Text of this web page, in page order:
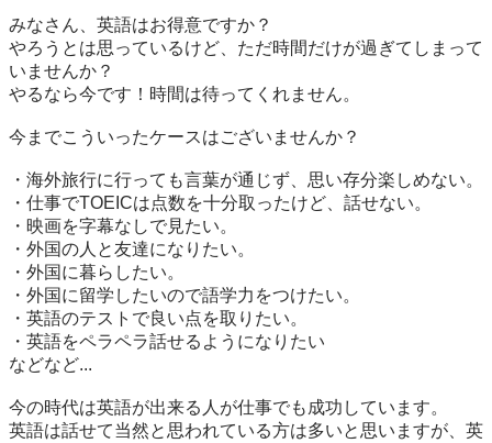
みなさん、英語はお得意ですか？
やろうとは思っているけど、ただ時間だけが過ぎてしまって
いませんか？
やるなら今です！時間は待ってくれません。
今までこういったケースはございませんか？
・海外旅行に行っても言葉が通じず、思い存分楽しめない。
・仕事でTOEICは点数を十分取ったけど、話せない。
・映画を字幕なしで見たい。
・外国の人と友達になりたい。
・外国に暮らしたい。
・外国に留学したいので語学力をつけたい。
・英語のテストで良い点を取りたい。
・英語をペラペラ話せるようになりたい
などなど...
今の時代は英語が出来る人が仕事でも成功しています。
英語は話せて当然と思われている方は多いと思いますが、英